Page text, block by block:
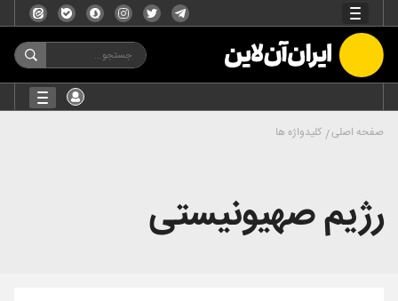
صفحه اصلی کلیدواژه ها
رژیم صهیونیستی